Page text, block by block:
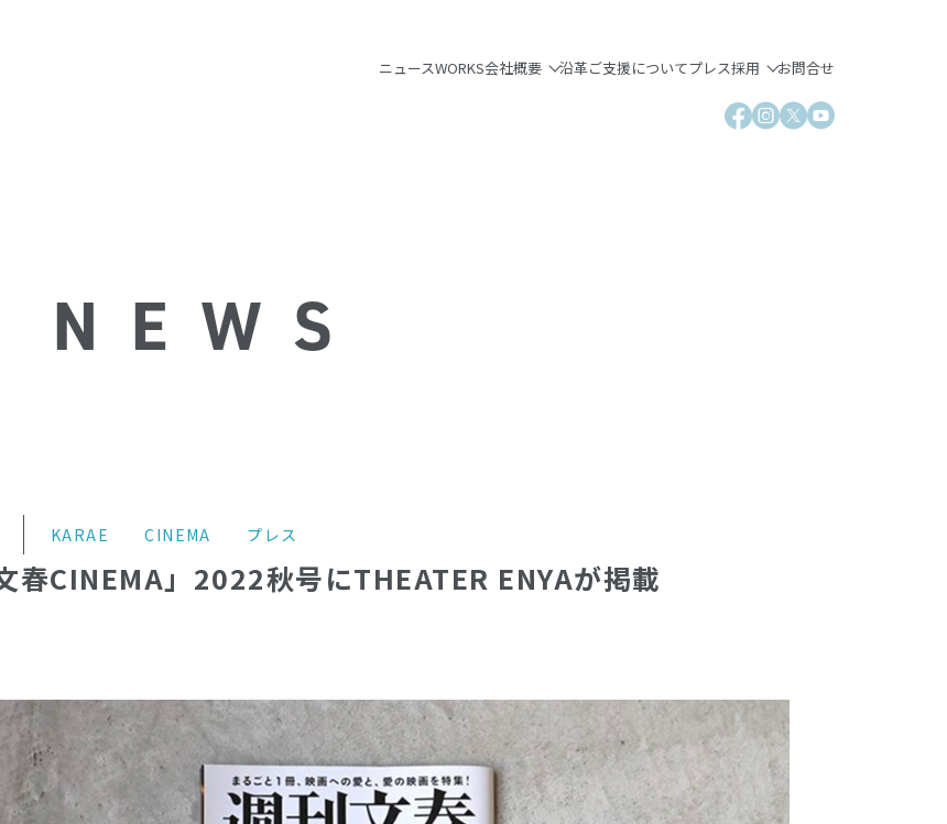
ニュースWORKS会社概要 沿革ご支援についてプレス採用 お問合せ
NEWS
KARAE CINEMA プレス
春CINEMA」2022秋号にTHEATER ENYAが掲載